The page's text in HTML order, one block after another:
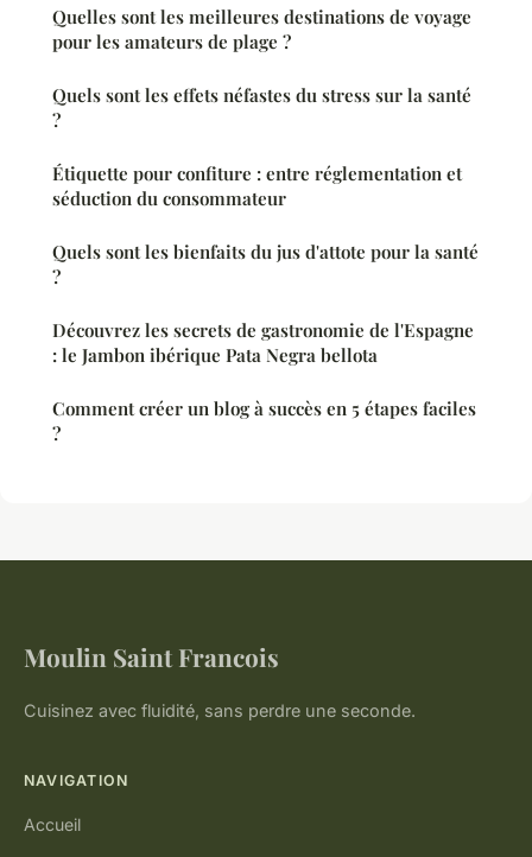
Quelles sont les meilleures destinations de voyage
pour les amateurs de plage ?
Quels sont les effets néfastes du stress sur la santé
?
Étiquette pour confiture : entre réglementation et
séduction du consommateur
Quels sont les bienfaits du jus d'attote pour la santé
?
Découvrez les secrets de gastronomie de l'Espagne
: le Jambon ibérique Pata Negra bellota
Comment créer un blog à succès en 5 étapes faciles
?
Moulin Saint Francois
Cuisinez avec fluidité, sans perdre une seconde.
NAVIGATION
Accueil